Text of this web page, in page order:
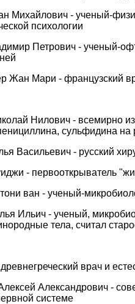
- ученый-
психологии
Петрович - ученый-
Мари - французский
Нилович - всемирно
сульфидина
Васильевич - русский
- первооткрыватель
ван - ученый-
Ильич - ученый,
тела, считал
врач и
Александрович -
системе